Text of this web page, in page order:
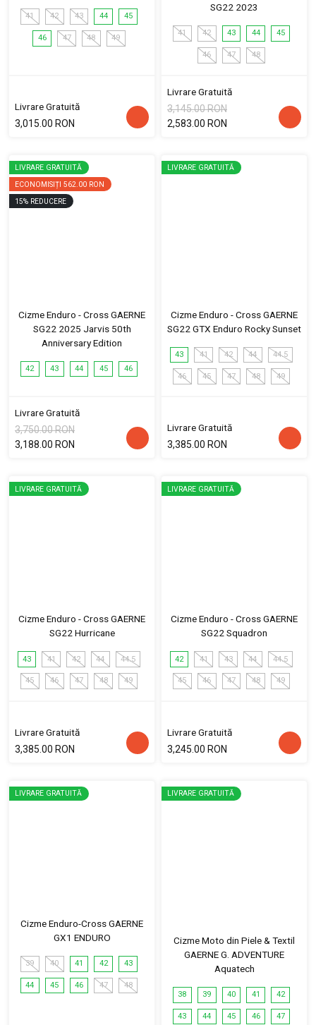
41 42 43 44 45
46 47 48 49
Livrare Gratuită
3,015.00 RON
SG22 2023
41 42 43 44 45
46 47 48
Livrare Gratuită
3,145.00 RON
2,583.00 RON
LIVRARE GRATUITĂ
ECONOMISIȚI 562.00 RON
15% REDUCERE
Cizme Enduro - Cross GAERNE
SG22 2025 Jarvis 50th
Anniversary Edition
42 43 44 45 46
Livrare Gratuită
3,750.00 RON
3,188.00 RON
LIVRARE GRATUITĂ
Cizme Enduro - Cross GAERNE
SG22 GTX Enduro Rocky Sunset
43 41 42 44 44.5
46 45 47 48 49
Livrare Gratuită
3,385.00 RON
LIVRARE GRATUITĂ
Cizme Enduro - Cross GAERNE
SG22 Hurricane
43 41 42 44 44.5
45 46 47 48 49
Livrare Gratuită
3,385.00 RON
LIVRARE GRATUITĂ
Cizme Enduro - Cross GAERNE
SG22 Squadron
42 41 43 44 44.5
45 46 47 48 49
Livrare Gratuită
3,245.00 RON
LIVRARE GRATUITĂ
Cizme Enduro-Cross GAERNE
GX1 ENDURO
39 40 41 42 43
44 45 46 47 48
LIVRARE GRATUITĂ
Cizme Moto din Piele & Textil
GAERNE G. ADVENTURE
Aquatech
38 39 40 41 42
43 44 45 46 47